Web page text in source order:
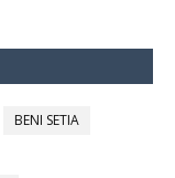
BENI SETIA